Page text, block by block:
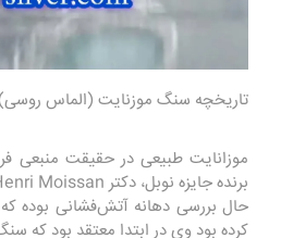
تاریخچه سنگ موزنایت (الماس
حال بررسی دهانه آتش‌فشانی بوده
کرده بود وی در ابتدا معتقد بود